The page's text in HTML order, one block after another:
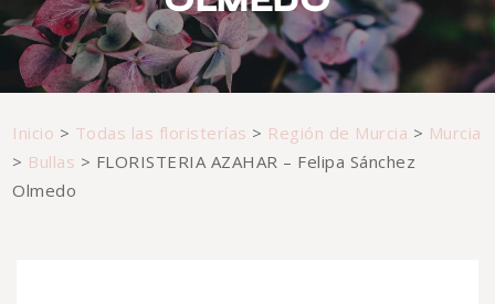
Inicio > Todas las floristerías > Región de Murcia > Murcia
> Bullas > FLORISTERIA AZAHAR – Felipa Sánchez
Olmedo